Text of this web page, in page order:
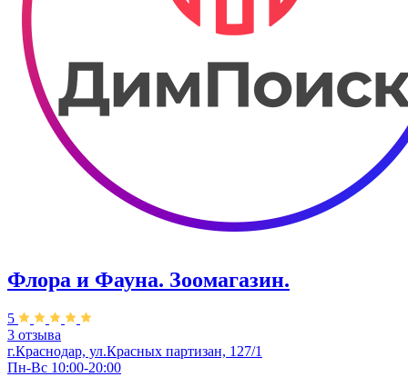
Флора и Фауна. Зоомагазин.
5
3 отзыва
г.Краснодар, ул.Красных партизан, 127/1
Пн-Вс 10:00-20:00